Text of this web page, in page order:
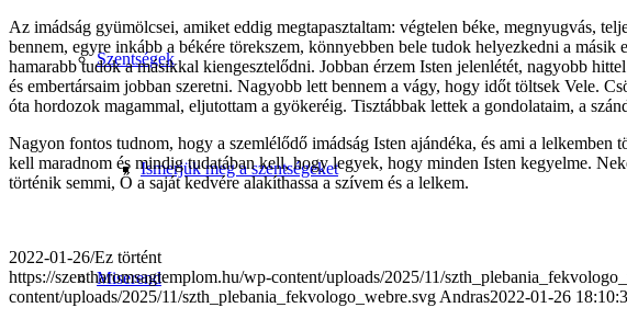
Szentségek
Ismerjük meg a szentségeket
Miserend
Az imádság gyümölcsei, amiket eddig megtapasztaltam: végtelen béke, megnyugvás,
bennem, egyre inkább a békére törekszem, könnyebben bele tudok helyezkedni a
hamarabb tudok a másikkal kiengesztelődni. Jobban érzem Isten jelenlétét, nagyobb
és embertársaim jobban szeretni. Nagyobb lett bennem a vágy, hogy időt töltsek Vele.
óta hordozok magammal, eljutottam a gyökeréig. Tisztábbak lettek a gondolataim, a
Nagyon fontos tudnom, hogy a szemlélődő imádság Isten ajándéka, és ami a
kell maradnom és mindig tudatában kell, hogy legyek, hogy minden Isten kegyelme.
történik semmi, Ő a saját kedvére alakíthassa a szívem és a lelkem.
2022-01-26/Ez történt
https://szentharomsagtemplom.hu/wp-content/uploads/2025/11/
content/uploads/2025/11/szth_plebania_fekvologo_webre.svg Andras2022-01-26